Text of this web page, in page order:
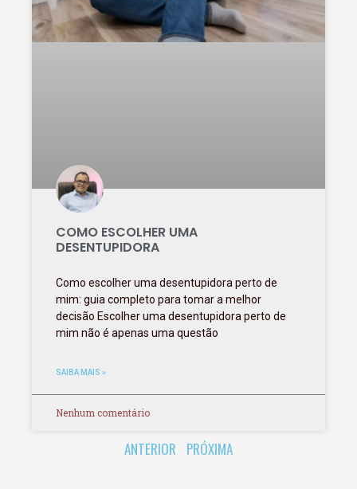
COMO ESCOLHER UMA
DESENTUPIDORA
Como escolher uma desentupidora perto de
mim: guia completo para tomar a melhor
decisão Escolher uma desentupidora perto de
mim não é apenas uma questão
SAIBA MAIS »
Nenhum comentário
ANTERIOR PRÓXIMA